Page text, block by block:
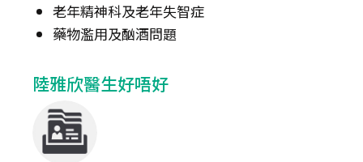
老年精神科及老年失智症
藥物濫用及酗酒問題
陸雅欣醫生好唔好